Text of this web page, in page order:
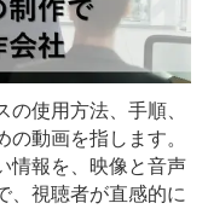
使用方法、手順、
動画を指します。
情報を、映像と音声
、視聴者が直感的に